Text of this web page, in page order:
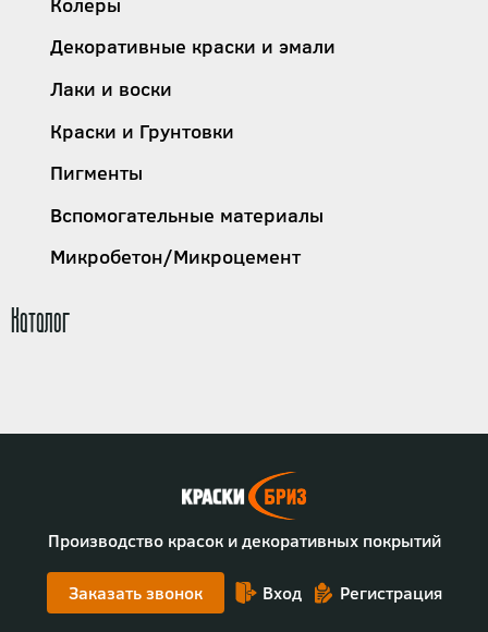
Каталог
Декоративные краски и эмали
Лаки и воски
Краски и Грунтовки
Пигменты
Вспомогательные материалы
Микробетон/Микроцемент
Производство красок и декоративных покрытий
Заказать звонок Вход Регистрация